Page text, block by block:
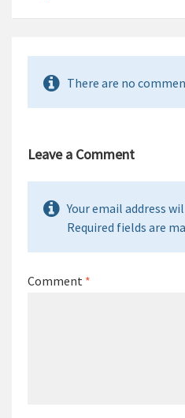
There are no
Leave a Comment
Your email address
Required fields are
Comment *